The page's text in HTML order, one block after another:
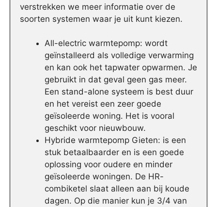
verstrekken we meer informatie over de
soorten systemen waar je uit kunt kiezen.
All-electric warmtepomp: wordt
geïnstalleerd als volledige verwarming
en kan ook het tapwater opwarmen. Je
gebruikt in dat geval geen gas meer.
Een stand-alone systeem is best duur
en het vereist een zeer goede
geïsoleerde woning. Het is vooral
geschikt voor nieuwbouw.
Hybride warmtepomp Gieten: is een
stuk betaalbaarder en is een goede
oplossing voor oudere en minder
geïsoleerde woningen. De HR-
combiketel slaat alleen aan bij koude
dagen. Op die manier kun je 3/4 van